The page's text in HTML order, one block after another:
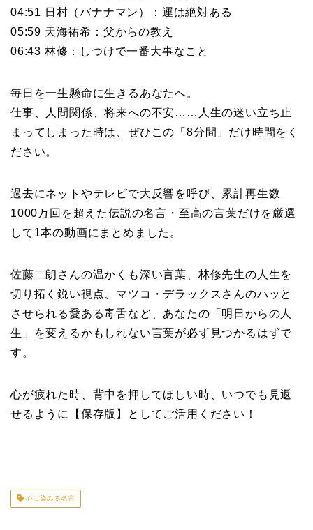
04:51 日村（バナナマン）：運は絶対ある
05:59 天海祐希：父からの教え
06:43 林修：しつけで一番大事なこと
毎日を一生懸命に生きるあなたへ。
仕事、人間関係、将来への不安……人生の迷い立ち止
まってしまった時は、ぜひこの「8分間」だけ時間をく
ださい。
過去にネットやテレビで大反響を呼び、累計再生数
1000万回を超えた伝説の名言・至高の言葉だけを厳選
して1本の動画にまとめました。
佐藤二朗さんの温かくも深い言葉、林修先生の人生を
切り拓く鋭い視点、マツコ・デラックスさんのハッと
させられる愛ある毒舌など、あなたの「明日からの人
生」を変えるかもしれない言葉が必ず見つかるはずで
す。
心が疲れた時、背中を押してほしい時、いつでも見返
せるように【保存版】としてご活用ください！
心に染みる名言